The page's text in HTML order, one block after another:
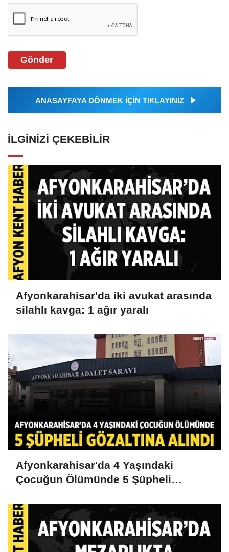
Gönder
ANASAYFAYA DÖNMEK İÇİN TIKLAYINIZ
İLGINIZI ÇEKEBILIR
Afyonkarahisar'da iki avukat arasında
silahlı kavga: 1 ağır yaralı
Afyonkarahisar'da 4 Yaşındaki
Çocuğun Ölümünde 5 Şüpheli